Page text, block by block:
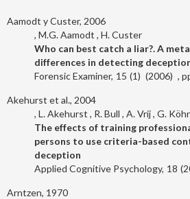
Aamodt y Custer, 2006
M.G. Aamodt H. Custer
Who can best catch a liar?. A
differences in detecting
Forensic Examiner 15 1 2006
Akehurst et al., 2004
L. Akehurst
R. Bull A. Vrij G.
The effects of training
persons to use criteria-based
deception
Applied Cognitive Psychology 18
Arntzen, 1970